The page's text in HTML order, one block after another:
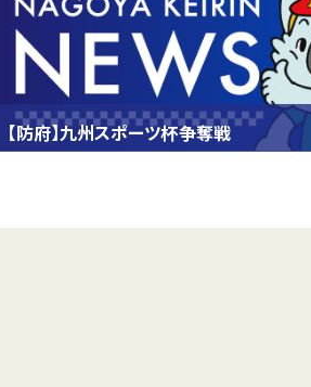
【防府】九州スポーツ杯争奪戦